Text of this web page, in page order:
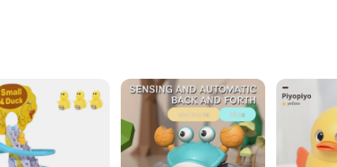
outfit, this doll is designed to capture the hearts of collectors and
surface ensures that it's easy to handle, making it a perfect